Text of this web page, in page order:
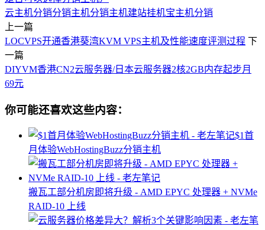
云主机分销分销主机分销主机建站挂机宝主机分销
上一篇
LOCVPS开通香港葵湾KVM VPS主机及性能速度评测过程 下
一篇
DIYVM香港CN2云服务器/日本云服务器2核2GB内存起步月
69元
你可能还喜欢这些内容：
$1首
月体验WebHostingBuzz分销主机
搬瓦工部分机房即将升级 - AMD EPYC 处理器 + NVMe
RAID-10 上线